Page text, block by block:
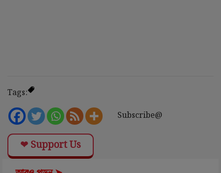
Tags:
Subscribe@
❤ Support Us